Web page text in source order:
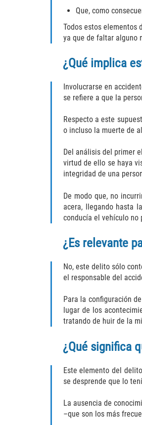
Que, como
Todos estos elementos
ya que de faltar alguno
¿Qué implica
Involucrarse en
se refiere a que la
Respecto a este
o incluso la muerte de
Del análisis del primer
virtud de ello se haya
integridad de una
De modo que, no
acera, llegando hasta
conducía el vehículo no
¿Es relevante
No, este delito sólo
el responsable del
Para la configuración
lugar de los
tratando de huir de la
¿Qué significa
Este elemento del
se desprende que lo
La ausencia de
–que son los más